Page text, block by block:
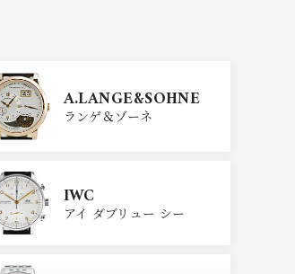
A.LANGE&SOHNE
ランゲ＆ゾーネ
IWC
アイ ダブリュー シー